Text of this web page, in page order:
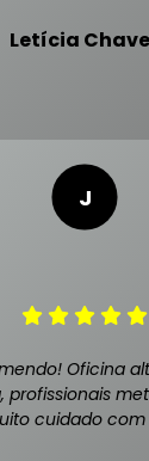
Letícia
Oficina
profissionais
cuidado com